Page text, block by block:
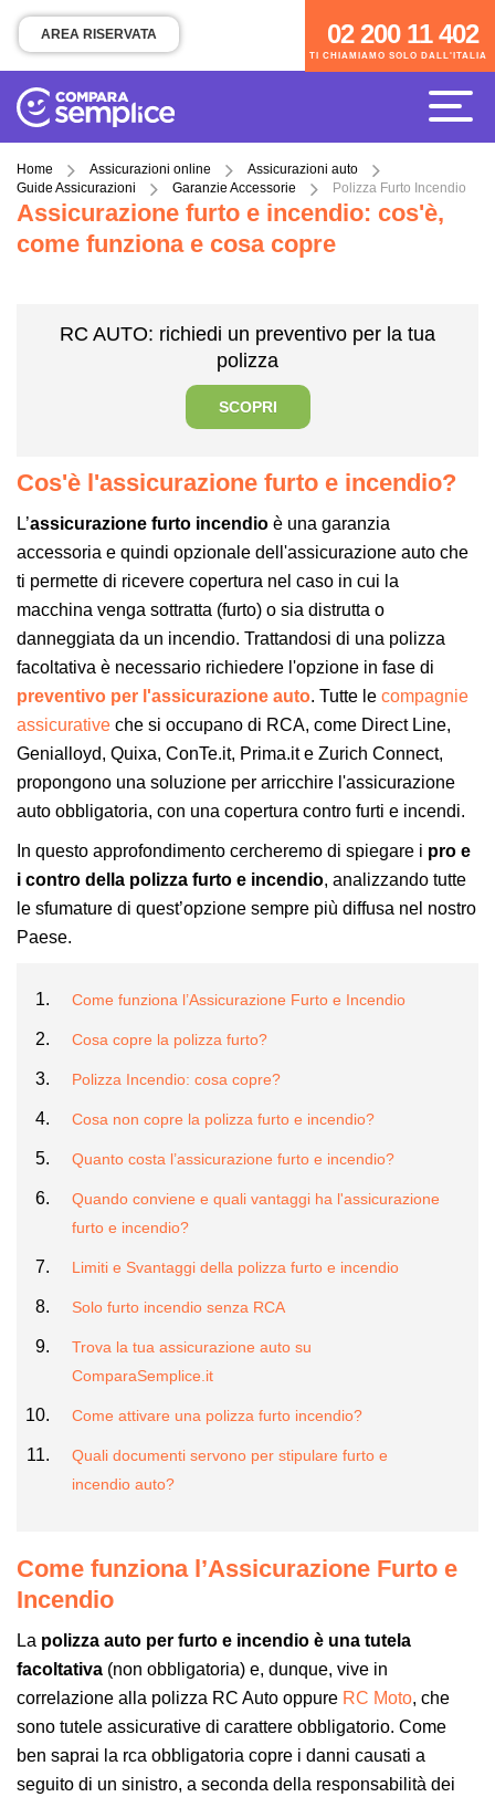
TI CHIAMIAMO SOLO DALL'ITALIA
02 200 11 402
AREA RISERVATA
Home Assicurazioni online
Assicurazioni auto
Guide Assicurazioni
Garanzie Accessorie Polizza Furto Incendio
Assicurazione furto e incendio: cos'è,
come funziona e cosa copre
RC AUTO: richiedi un preventivo per la tua
polizza
SCOPRI
Cos'è l'assicurazione furto e incendio?
L’assicurazione furto incendio è una garanzia
accessoria e quindi opzionale dell'assicurazione auto che
ti permette di ricevere copertura nel caso in cui la
macchina venga sottratta (furto) o sia distrutta o
danneggiata da un incendio. Trattandosi di una polizza
facoltativa è necessario richiedere l'opzione in fase di
preventivo per l'assicurazione auto. Tutte le compagnie
assicurative che si occupano di RCA, come Direct Line,
Genialloyd, Quixa, ConTe.it, Prima.ite Zurich Connect,
propongono una soluzione per arricchire l'assicurazione
auto obbligatoria, con una copertura contro furti e incendi.
In questo approfondimento cercheremo di spiegare i pro e
i contro della polizza furto e incendio, analizzando tutte
le sfumature di quest’opzione sempre più diffusa nel nostro
Paese.
Come funziona l’Assicurazione Furto e Incendio
Cosa copre la polizza furto?
Polizza Incendio: cosa copre?
Cosa non copre la polizza furto e incendio?
Quanto costa l’assicurazione furto e incendio?
Quando conviene e quali vantaggi ha l'assicurazione
furto e incendio?
Limiti e Svantaggi della polizza furto e incendio
Solo furto incendio senza RCA
Trova la tua assicurazione auto su
ComparaSemplice.it
Come attivare una polizza furto incendio?
Quali documenti servono per stipulare furto e
incendio auto?
Come funziona l’Assicurazione Furto e
Incendio
La polizza auto per furto e incendio è una tutela
facoltativa (non obbligatoria) e, dunque, vive in
correlazione alla polizza RC Auto oppure RC Moto, che
sono tutele assicurative di carattere obbligatorio. Come
ben saprai la rca obbligatoria copre i danni causati a
seguito di un sinistro, a seconda della responsabilità dei
02 200 11 402